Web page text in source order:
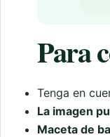
Para
Tenga en
La imagen
Maceta de